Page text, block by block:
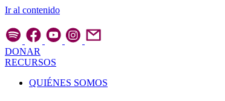
Ir al contenido
DONAR
RECURSOS
QUIÉNES SOMOS